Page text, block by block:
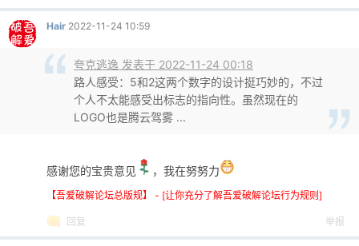
Hair 2022-11-24 10:59
夸克逃逸 发表于 2022-11-24 00:18
路人感受：5和2这两个数字的设计挺巧妙的，不过
个人不太能感受出标志的指向性。虽然现在的
LOGO也是腾云驾雾 ...
感谢您的宝贵意见 ，我在努努力
【吾爱破解论坛总版规】 - [让你充分了解吾爱破解论坛行为规则]
回复 举报